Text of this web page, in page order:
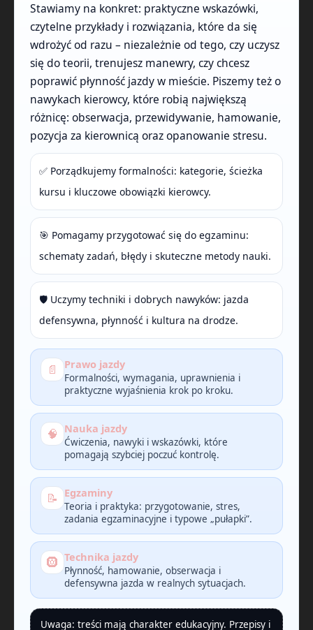
Stawiamy na konkret: praktyczne wskazówki,
czytelne przykłady i rozwiązania, które da się
wdrożyć od razu – niezależnie od tego, czy uczysz
się do teorii, trenujesz manewry, czy chcesz
poprawić płynność jazdy w mieście. Piszemy też o
nawykach kierowcy, które robią największą
różnicę: obserwacja, przewidywanie, hamowanie,
pozycja za kierownicą oraz opanowanie stresu.
✅ Porządkujemy formalności: kategorie, ścieżka
kursu i kluczowe obowiązki kierowcy.
🎯 Pomagamy przygotować się do egzaminu:
schematy zadań, błędy i skuteczne metody nauki.
🛡️ Uczymy techniki i dobrych nawyków: jazda
defensywna, płynność i kultura na drodze.
📄 Prawo jazdy
Formalności, wymagania, uprawnienia i
praktyczne wyjaśnienia krok po kroku.
🧠 Nauka jazdy
Ćwiczenia, nawyki i wskazówki, które
pomagają szybciej poczuć kontrolę.
📝 Egzaminy
Teoria i praktyka: przygotowanie, stres,
zadania egzaminacyjne i typowe „pułapki”.
🛞 Technika jazdy
Płynność, hamowanie, obserwacja i
defensywna jazda w realnych sytuacjach.
Uwaga: treści mają charakter edukacyjny. Przepisy i